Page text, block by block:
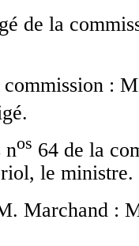
de la
commission :
nos 64 de la
le
Marchand :